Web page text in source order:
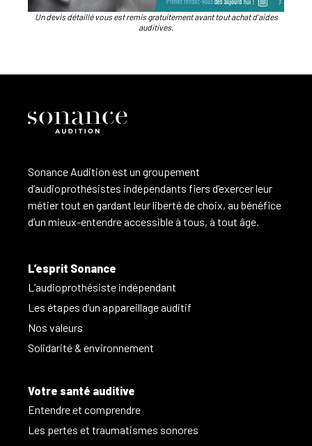
Un devis détaillé vous est remis gratuitement avant tout achat d’aides
auditives.
Sonance Audition est un groupement
d’audioprothésistes indépendants fiers d’exercer leur
métier tout en gardant leur liberté de choix, au bénéfice
d’un mieux-entendre accessible à tous, à tout âge.
L’esprit Sonance
L’audioprothésiste indépendant
Les étapes d’un appareillage auditif
Nos valeurs
Solidarité & environnement
Votre santé auditive
Entendre et comprendre
Les pertes et traumatismes sonores